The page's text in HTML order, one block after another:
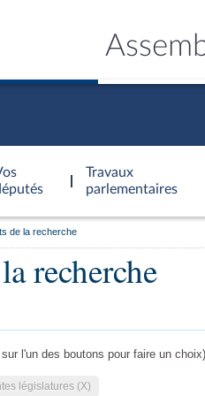
Travaux
parlementaires
de la recherche
recherche
l'un des boutons pour faire un choix)
législatures (X)